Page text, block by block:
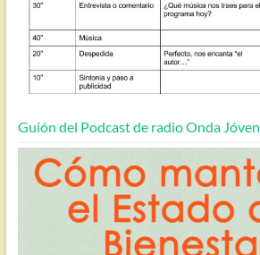
Guión del Podcast de radio Onda Jóven